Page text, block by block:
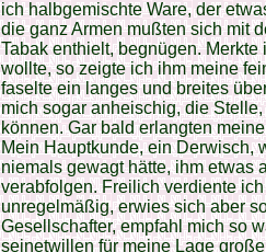
ich halbgemischte Ware, der
die ganz Armen mußten sich mit
Tabak enthielt, begnügen.
wollte, so zeigte ich ihm meine
faselte ein langes und breites
mich sogar anheischig, die
können. Gar bald erlangten
Mein Hauptkunde, ein Derwisch,
niemals gewagt hätte, ihm etwas
verabfolgen. Freilich verdiente
unregelmäßig, erwies sich aber
Gesellschafter, empfahl mich so
seinetwillen für meine Lage